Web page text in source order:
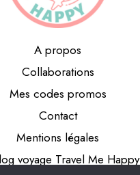
A propos
Collaborations
Mes codes promos
Contact
Mentions légales
voyage Travel Me Happy